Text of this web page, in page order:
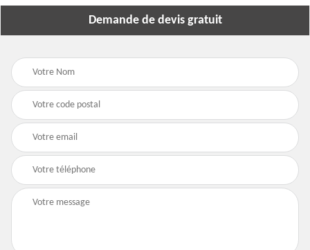
Demande de devis gratuit